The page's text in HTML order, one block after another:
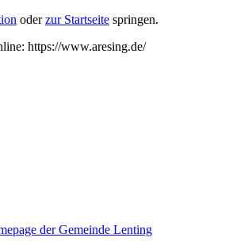
oderzur Startseite springen.
https://www.aresing.de/